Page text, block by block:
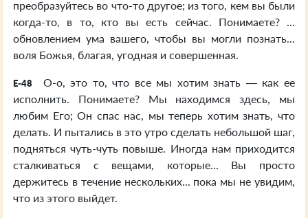
преобразуйтесь во что-то другое; из того, кем вы были
когда-то, в то, кто вы есть сейчас. Понимаете? ...
обновлением ума вашего, чтобы вы могли познать...
воля Божья, благая, угодная и совершенная.
E-48
О-о, это то, что все мы хотим знать — как ее
исполнить. Понимаете? Мы находимся здесь, мы
любим Его; Он спас нас, мы теперь хотим знать, что
делать. И пытались в это утро сделать небольшой шаг,
подняться чуть-чуть повыше. Иногда нам приходится
сталкиваться с вещами, которые... Вы просто
держитесь в течение нескольких... пока мы не увидим,
что из этого выйдет.